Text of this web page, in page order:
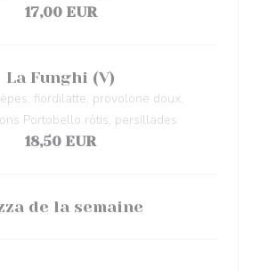
17,00 EUR
La Funghi (V)
fiordilatte, provolone doux,
Portobello rôtis, persillades
18,50 EUR
de la semaine